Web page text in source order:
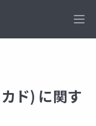
ド) に関す